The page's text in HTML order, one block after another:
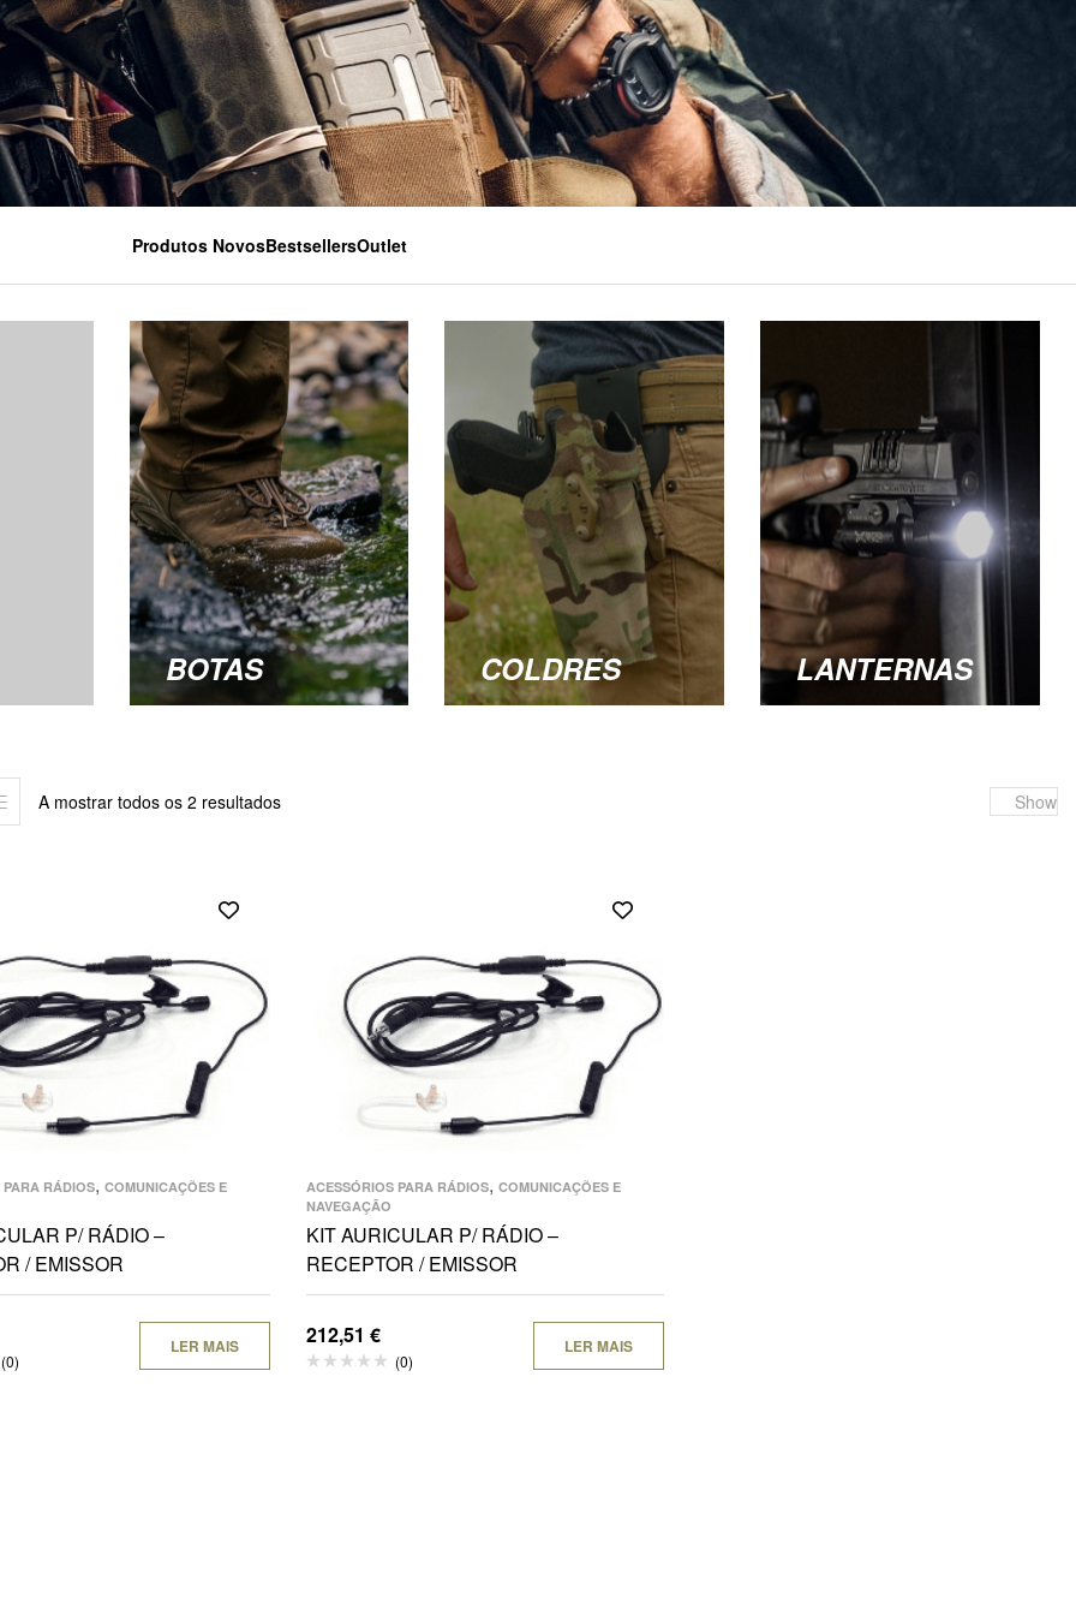
Produtos NovosBestsellersOutlet
BOTAS COLDRES LANTERNAS
A mostrar todos os 2 resultados Show
RÁDIOS, COMUNICAÇÕES E
P/ RÁDIO –
/ EMISSOR
(0)
LER MAIS
ACESSÓRIOS PARA RÁDIOS, COMUNICAÇÕES E
NAVEGAÇÃO
KIT AURICULAR P/ RÁDIO –
RECEPTOR / EMISSOR
212,51 €
(0)
LER MAIS